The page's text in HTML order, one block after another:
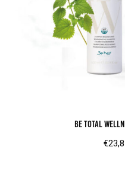
Be Total
€